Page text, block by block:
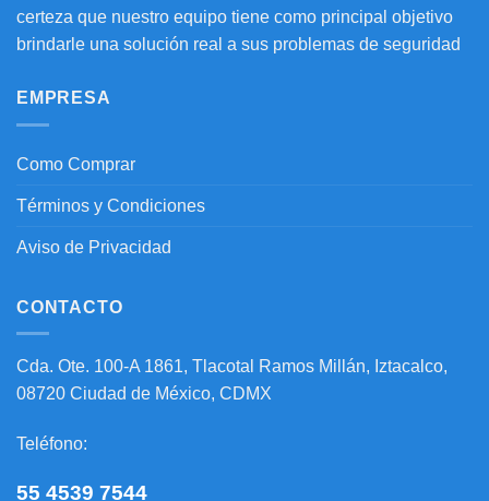
certeza que nuestro equipo tiene como principal objetivo
brindarle una solución real a sus problemas de seguridad
EMPRESA
Como Comprar
Términos y Condiciones
Aviso de Privacidad
CONTACTO
Cda. Ote. 100-A 1861, Tlacotal Ramos Millán, Iztacalco,
08720 Ciudad de México, CDMX
Teléfono:
55 4539 7544